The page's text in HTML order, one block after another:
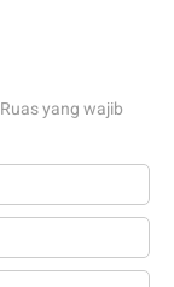
Ruas yang wajib